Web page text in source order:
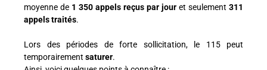
moyenne de 1 350 appels reçus par jour et seulement 311
appels traités.
Lors des périodes de forte sollicitation, le 115 peut
temporairement saturer.